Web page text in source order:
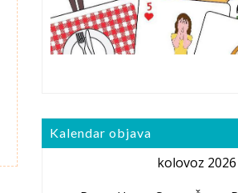
Kalendar objava
kolovoz 2026